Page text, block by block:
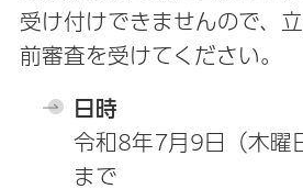
受け付けできませんので、
前審査を受けてください。
日時
令和8年7月9日（木曜
まで